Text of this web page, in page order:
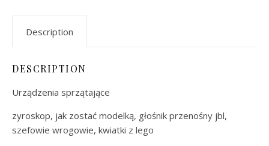
Description
DESCRIPTION
Urządzenia sprzątające
zyroskop, jak zostać modelką, głośnik przenośny jbl,
szefowie wrogowie, kwiatki z lego